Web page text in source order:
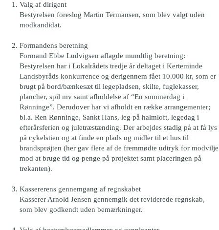
Valg af dirigent
Bestyrelsen foreslog Martin Termansen, som blev valgt uden
modkandidat.
Formandens beretning
Formand Ebbe Ludvigsen aflagde mundtlig beretning:
Bestyrelsen har i Lokalrådets tredje år deltaget i Kerteminde
Landsbyråds konkurrence og derigennem fået 10.000 kr, som er
brugt på bord/bænkesæt til legepladsen, skilte, fuglekasser,
plancher, spil mv samt afholdelse af “En sommerdag i
Rønninge”. Derudover har vi afholdt en række arrangementer;
bl.a. Ren Rønninge, Sankt Hans, leg på halmloft, legedag i
efterårsferien og juletræstænding. Der arbejdes stadig på at få lys
på cykelstien og at finde en plads og midler til et hus til
brandsprøjten (her gav flere af de fremmødte udtryk for modvilje
mod at bruge tid og penge på projektet samt placeringen på
trekanten).
Kassererens gennemgang af regnskabet
Kasserer Arnold Jensen gennemgik det reviderede regnskab,
som blev godkendt uden bemærkninger.